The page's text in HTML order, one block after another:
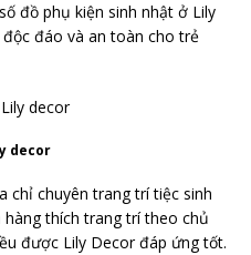
đồ phụ kiện sinh nhật ở Lily
đáo và an toàn cho trẻ
decor
chỉ chuyên trang trí tiệc sinh
thích trang trí theo chủ
được Lily Decor đáp ứng tốt.